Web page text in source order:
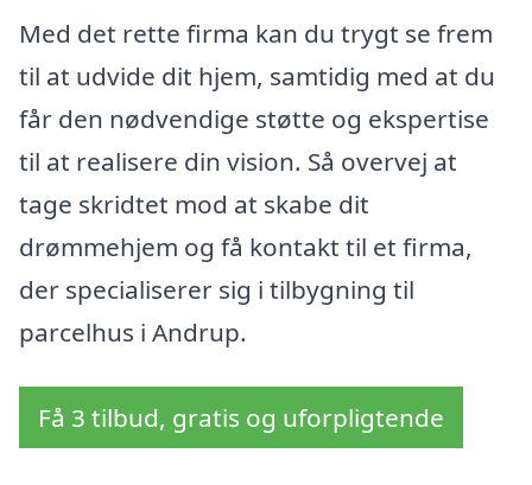
Med det rette firma kan du trygt se frem
til at udvide dit hjem, samtidig med at du
får den nødvendige støtte og ekspertise
til at realisere din vision. Så overvej at
tage skridtet mod at skabe dit
drømmehjem og få kontakt til et firma,
der specialiserer sig i tilbygning til
parcelhus i Andrup.
Få 3 tilbud, gratis og uforpligtende